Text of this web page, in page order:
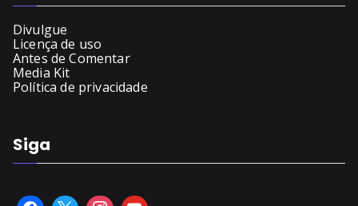
Divulgue
Licença de uso
Antes de Comentar
Media Kit
Política de privacidade
Siga